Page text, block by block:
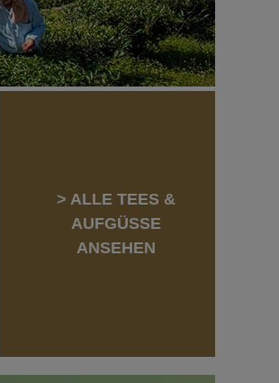
> ALLE TEES &
AUFGÜSSE
ANSEHEN